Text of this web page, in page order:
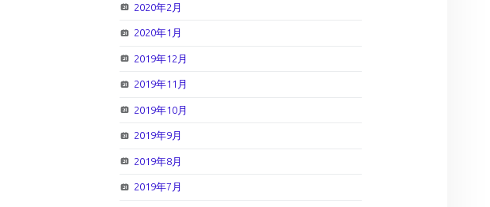
2020年2月
2020年1月
2019年12月
2019年11月
2019年10月
2019年9月
2019年8月
2019年7月